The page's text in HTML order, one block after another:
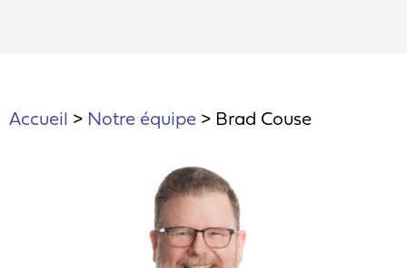
Accueil > Notre équipe > Brad Couse